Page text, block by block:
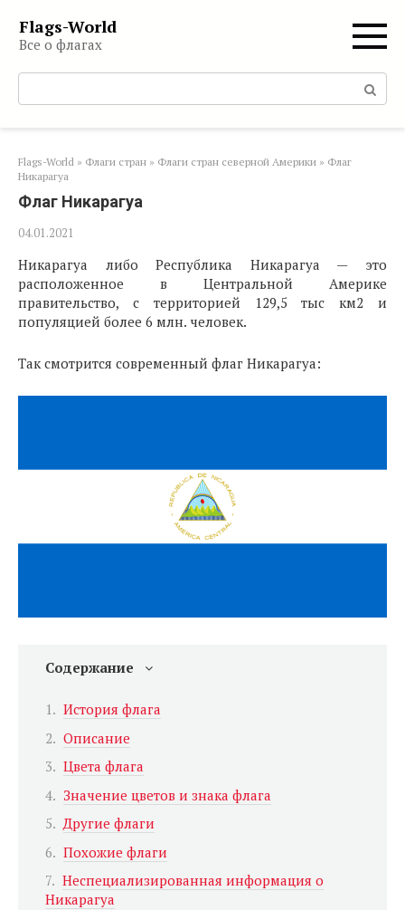
контенту
Flags-World
Все о флагах
Поиск:
Flags-World » Флаги стран » Флаги стран северной Америки » Флаг
Никарагуа
Флаг Никарагуа
04.01.2021
Никарагуа либо Республика Никарагуа — это
расположенное в Центральной Америке
правительство, с территорией 129,5 тыс км2 и
популяцией более 6 млн. человек.
Так смотрится современный флаг Никарагуа:
Содержание
История флага
Описание
Цвета флага
Значение цветов и знака флага
Другие флаги
Похожие флаги
Неспециализированная информация о
Никарагуа